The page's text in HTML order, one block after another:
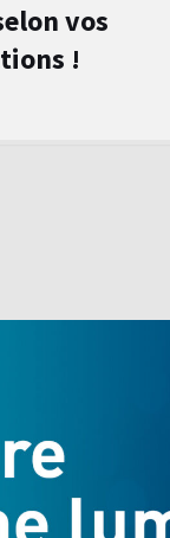
vos
!